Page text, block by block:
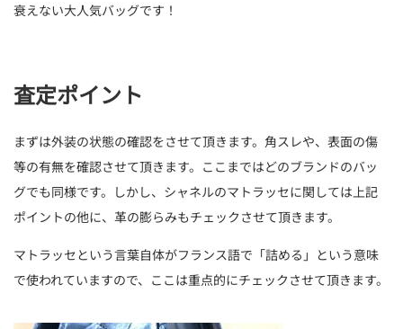
衰えない大人気バッグです！
査定ポイント
まずは外装の状態の確認をさせて頂きます。角スレや、表面の傷
等の有無を確認させて頂きます。ここまではどのブランドのバッ
グでも同様です。しかし、シャネルのマトラッセに関しては上記
ポイントの他に、革の膨らみもチェックさせて頂きます。
マトラッセという言葉自体がフランス語で「詰める」という意味
で使われていますので、ここは重点的にチェックさせて頂きます。